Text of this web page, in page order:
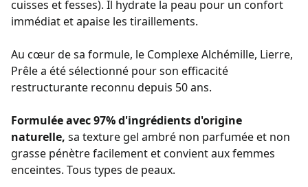
cuisses et fesses). Il hydrate la peau pour un confort
immédiat et apaise les tiraillements.
Au cœur de sa formule, le Complexe Alchémille, Lierre,
Prêle a été sélectionné pour son efficacité
restructurante reconnu depuis 50 ans.
Formulée avec 97% d'ingrédients d'origine
naturelle, sa texture gel ambré non parfumée et non
grasse pénètre facilement et convient aux femmes
enceintes. Tous types de peaux.